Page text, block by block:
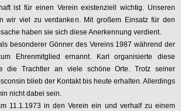
ist für einen Verein existenziell wichtig. Unseren
wir viel zu verdanken. Mit großem Einsatz für den
haben sie sich diese Anerkennung verdient.
besonderer Gönner des Vereins 1987 während der
Ehrenmitglied ernannt. Karl organisierte diese
die Trachtler an viele schöne Orte. Trotz seiner
blieb der Kontakt bis heute erhalten. Allerdings
nicht dabei sein.
11.1.1973 in den Verein ein und verhalf zu einem